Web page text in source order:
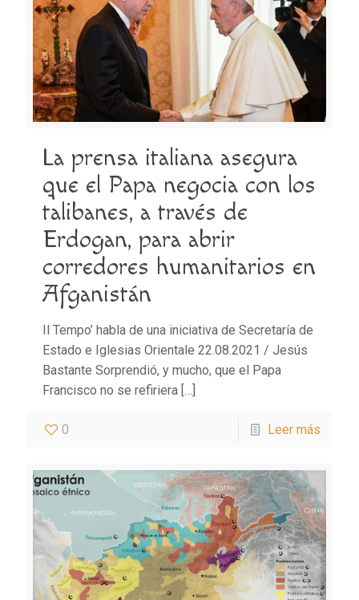
La prensa italiana asegura
que el Papa negocia con los
talibanes, a través de
Erdogan, para abrir
corredores humanitarios en
Afganistán
Il Tempo’ habla de una iniciativa de Secretaría de
Estado e Iglesias Orientale 22.08.2021 / Jesús
Bastante Sorprendió, y mucho, que el Papa
Francisco no se refiriera […]
0 Leer más